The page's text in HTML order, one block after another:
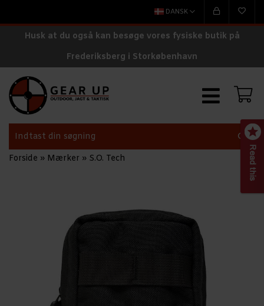
DANSK
Husk at du også kan besøge vores fysiske butik på
Frederiksberg i Storkøbenhavn
Forside » Mærker » S.O. Tech